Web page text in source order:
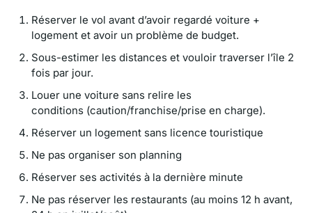
Réserver le vol avant d’avoir regardé voiture +
logement et avoir un problème de budget.
Sous-estimer les distances et vouloir traverser l’île 2
fois par jour.
Louer une voiture sans relire les
conditions (caution/franchise/prise en charge).
Réserver un logement sans licence touristique
Ne pas organiser son planning
Réserver ses activités à la dernière minute
Ne pas réserver les restaurants (au moins 12 h avant,